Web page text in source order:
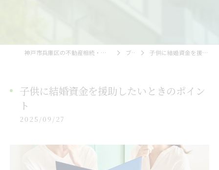
神戸市兵庫区の不動産相続・売却相談｜株式会社ハーバーホーム ブログ 子供に結婚資金を援助したいときのポイント
子供に結婚資金を援助したいときのポイン
ト
2025/09/27